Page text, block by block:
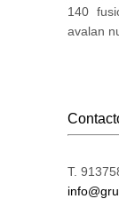
140
avalan
T.